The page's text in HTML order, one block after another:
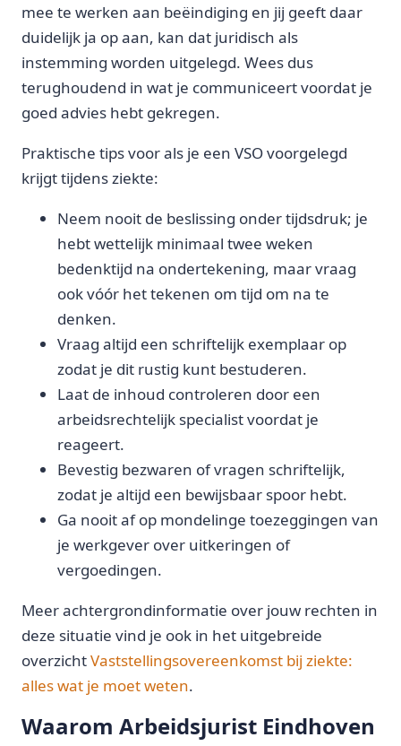
mee te werken aan beëindiging en jij geeft daar
duidelijk ja op aan, kan dat juridisch als
instemming worden uitgelegd. Wees dus
terughoudend in wat je communiceert voordat je
goed advies hebt gekregen.
Praktische tips voor als je een VSO voorgelegd
krijgt tijdens ziekte:
Neem nooit de beslissing onder tijdsdruk; je
hebt wettelijk minimaal twee weken
bedenktijd na ondertekening, maar vraag
ook vóór het tekenen om tijd om na te
denken.
Vraag altijd een schriftelijk exemplaar op
zodat je dit rustig kunt bestuderen.
Laat de inhoud controleren door een
arbeidsrechtelijk specialist voordat je
reageert.
Bevestig bezwaren of vragen schriftelijk,
zodat je altijd een bewijsbaar spoor hebt.
Ga nooit af op mondelinge toezeggingen van
je werkgever over uitkeringen of
vergoedingen.
Meer achtergrondinformatie over jouw rechten in
deze situatie vind je ook in het uitgebreide
overzichtVaststellingsovereenkomst bij ziekte:
alles wat je moet weten.
Waarom Arbeidsjurist Eindhoven